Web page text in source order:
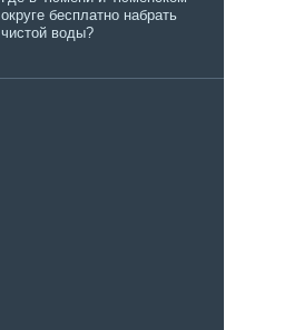
округе бесплатно набрать
чистой воды?